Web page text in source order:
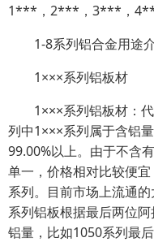
1***，2***，3***，
1-8系列铝合金用途
1×××系列铝板材
1×××系列铝板材：代
列中1×××系列属于含铝
99.00%以上。由于不含
单一，价格相对比较便
系列。目前市场上流通
系列铝板根据最后两位
铝量，比如1050系列最